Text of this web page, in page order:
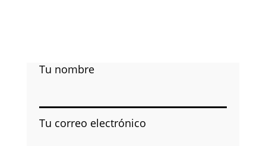
Tu nombre
Tu correo electrónico